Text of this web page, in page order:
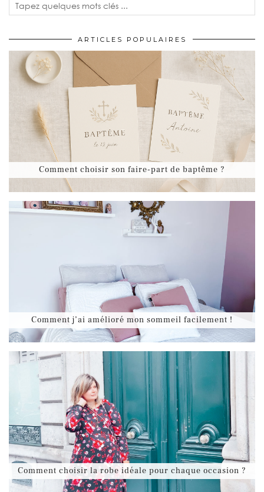
ARTICLES POPULAIRES
Comment choisir son faire-part de baptême ?
Comment j’ai amélioré mon sommeil facilement !
Comment choisir la robe idéale pour chaque occasion ?